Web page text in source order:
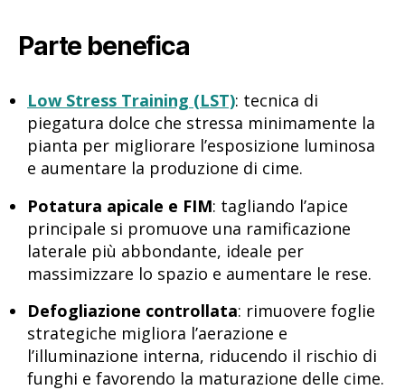
Parte benefica
Low Stress Training (LST): tecnica di
piegatura dolce che stressa minimamente la
pianta per migliorare l’esposizione luminosa
e aumentare la produzione di cime.
Potatura apicale e FIM: tagliando l’apice
principale si promuove una ramificazione
laterale più abbondante, ideale per
massimizzare lo spazio e aumentare le rese.
Defogliazione controllata: rimuovere foglie
strategiche migliora l’aerazione e
l’illuminazione interna, riducendo il rischio di
funghi e favorendo la maturazione delle cime.